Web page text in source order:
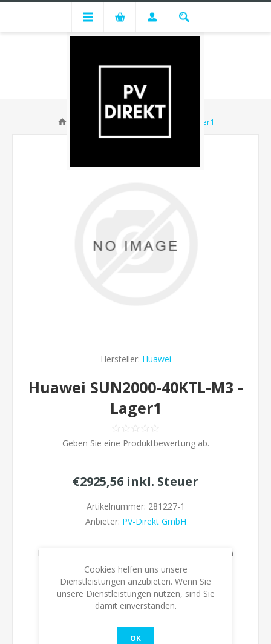
Huawei SUN2000-40KTL-M3 - Lager1
Hersteller: Huawei
Huawei SUN2000-40KTL-M3 -
Lager1
Geben Sie eine Produktbewertung ab.
€2925,56 inkl. Steuer
Artikelnummer: 281227-1
Anbieter: PV-Direkt GmbH
Bitte wählen Sie die Adresse, an die Sie versenden
möchten
Verfügbarkeit: Nicht auf Lager
Cookies helfen uns unsere
Dienstleistungen anzubieten. Wenn Sie
unsere Dienstleistungen nutzen, sind Sie
damit einverstanden.
OK